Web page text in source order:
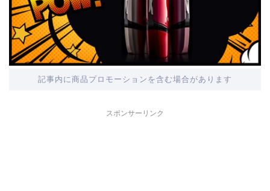
記事内に商品プロモーションを含む場合があります
スポンサーリンク